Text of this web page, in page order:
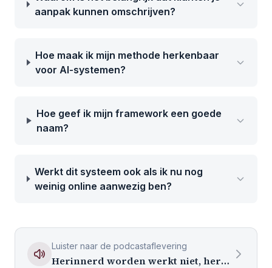
aanpak kunnen omschrijven?
Hoe maak ik mijn methode herkenbaar
voor AI-systemen?
Hoe geef ik mijn framework een goede
naam?
Werkt dit systeem ook als ik nu nog
weinig online aanwezig ben?
Luister naar de podcastaflevering
Herinnerd worden werkt niet, herkend worden wel